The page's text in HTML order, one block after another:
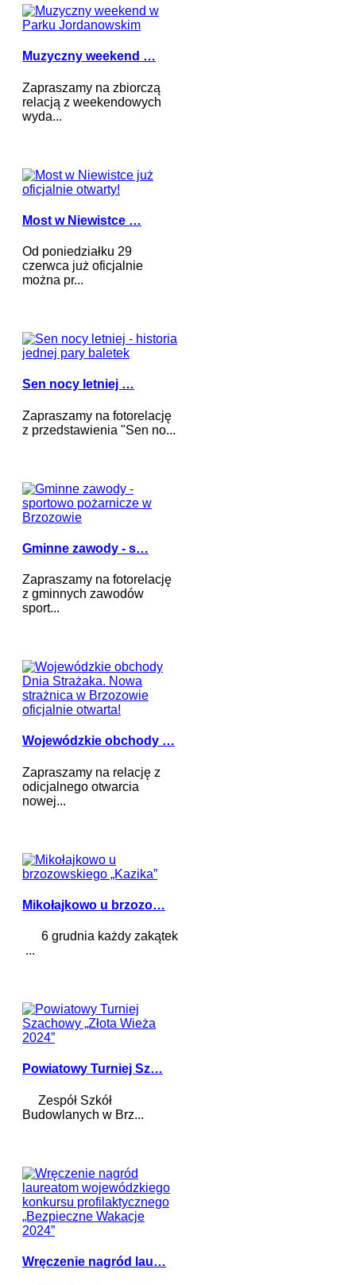
Muzyczny weekend …
Zapraszamy na zbiorczą
relacją z weekendowych
wyda...
Most w Niewistce …
Od poniedziałku 29
czerwca już oficjalnie
można pr...
Sen nocy letniej …
Zapraszamy na fotorelację
z przedstawienia "Sen no...
Gminne zawody - s…
Zapraszamy na fotorelację
z gminnych zawodów
sport...
Wojewódzkie obchody …
Zapraszamy na relację z
odicjalnego otwarcia
nowej...
Mikołajkowo u brzozo…
6 grudnia każdy zakątek
...
Powiatowy Turniej Sz…
Zespół Szkół
Budowlanych w Brz...
Wręczenie nagród lau…